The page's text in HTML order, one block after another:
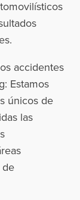
accidentes
Estamos
únicos de
las